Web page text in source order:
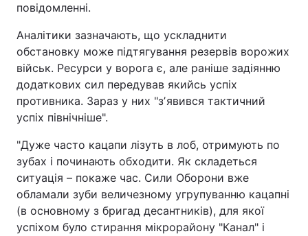
повідомленні.
Аналітики зазначають, що ускладнити
обстановку може підтягування резервів ворожих
військ. Ресурси у ворога є, але раніше задіянню
додаткових сил передував якийсь успіх
противника. Зараз у них "зʼявився тактичний
успіх північніше".
"Дуже часто кацапи лізуть в лоб, отримують по
зубах і починають обходити. Як складеться
ситуація – покаже час. Сили Оборони вже
обламали зуби величезному угрупуванню кацапні
(в основному з бригад десантників), для якої
успіхом було стирання мікрорайону "Канал" і